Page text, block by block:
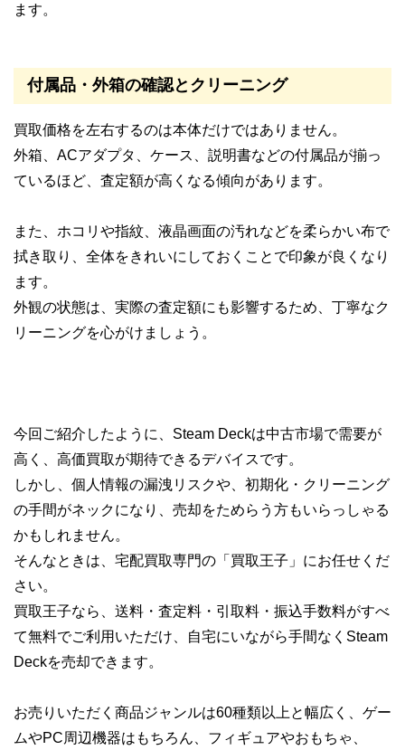
ます。
付属品・外箱の確認とクリーニング
買取価格を左右するのは本体だけではありません。
外箱、ACアダプタ、ケース、説明書などの付属品が揃っ
ているほど、査定額が高くなる傾向があります。
また、ホコリや指紋、液晶画面の汚れなどを柔らかい布で
拭き取り、全体をきれいにしておくことで印象が良くなり
ます。
外観の状態は、実際の査定額にも影響するため、丁寧なク
リーニングを心がけましょう。
今回ご紹介したように、Steam Deckは中古市場で需要が
高く、高価買取が期待できるデバイスです。
しかし、個人情報の漏洩リスクや、初期化・クリーニング
の手間がネックになり、売却をためらう方もいらっしゃる
かもしれません。
そんなときは、宅配買取専門の「買取王子」にお任せくだ
さい。
買取王子なら、送料・査定料・引取料・振込手数料がすべ
て無料でご利用いただけ、自宅にいながら手間なくSteam
Deckを売却できます。
お売りいただく商品ジャンルは60種類以上と幅広く、ゲー
ムやPC周辺機器はもちろん、フィギュアやおもちゃ、